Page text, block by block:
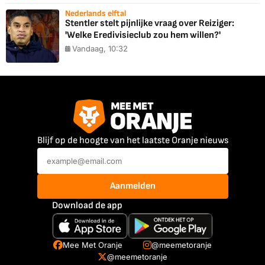
Nederlands elftal
Stentler stelt pijnlijke vraag over Reiziger:
'Welke Eredivisieclub zou hem willen?'
Vandaag, 10:32
Blijf op de hoogte van het laatste Oranje nieuws
Aanmelden
Download de app
Mee Met Oranje
@meemetoranje
@meemetoranje